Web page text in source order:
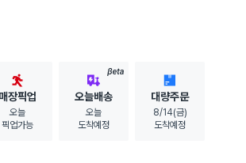
매장픽업
오늘
픽업가능
BETA
오늘배송
오늘
도착예정
대량주문
8/14(금)
도착예정